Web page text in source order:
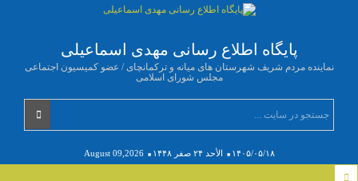
پایگاه اطلاع رسانی مهدی اسماعیلی
نماینده مردم شریف شهرستان های میانه و ترکمانچای / عضو کمیسیون اجتماعی
مجلس شورای اسلامی
۱۴۰۵/۰۵/۱۸ الأحد ۲۴ صفر ۱۴۴۸ August 09,2026